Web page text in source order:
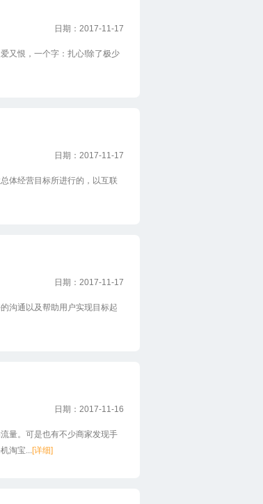
日期：2017-11-17
又恨，一个字：扎心!除了极少
日期：2017-11-17
体经营目标所进行的，以互联
日期：2017-11-17
沟通以及帮助用户实现目标起
日期：2017-11-16
量。可是也有不少商家发现手
淘宝... [详细]